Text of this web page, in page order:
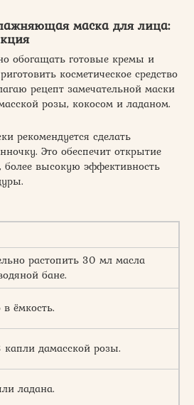
маска для лица:
обогащать готовые кремы и
косметическое средство
рецепт замечательной маски
розы, кокосом и ладаном.
рекомендуется сделать
Это обеспечит открытие
более высокую эффективность
растопить 30 мл масла
бане.
ёмкость.
капли дамасской розы.
ладана.